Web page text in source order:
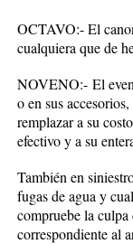
OCTAVO:-El
cualquiera que de
NOVENO:- El
o en sus
remplazar a su
efectivo y a su
También en
fugas de agua y
compruebe la
correspondiente al